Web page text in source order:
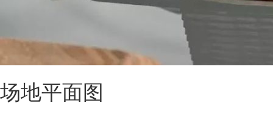
场地平面图